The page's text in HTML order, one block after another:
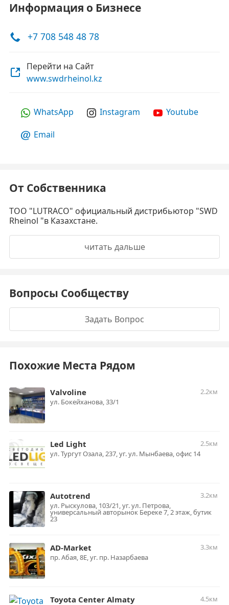
Информация о Бизнесе
+7 708 548 48 78
Перейти на Сайт
www.swdrheinol.kz
WhatsApp Instagram
Youtube
Email
От Собственника
TOO "LUTRACO" официальный дистрибьютор "SWD
Rheinol "в Казахстане.
читать дальше
Вопросы Сообществу
Задать Вопрос
Похожие Места Рядом
Valvoline
2.2км
ул. Бокейханова, 33/1
Led Light
2.5км
ул. Тургут Озала, 237, уг. ул. Мынбаева, офис 14
Autotrend
3.2км
ул. Рыскулова, 103/21, уг. ул. Петрова,
универсальный авторынок Береке 7, 2 этаж, бутик
23
AD-Market
3.3км
пр. Абая, 8Е, уг. пр. Назарбаева
Toyota Center Almaty
4.5км